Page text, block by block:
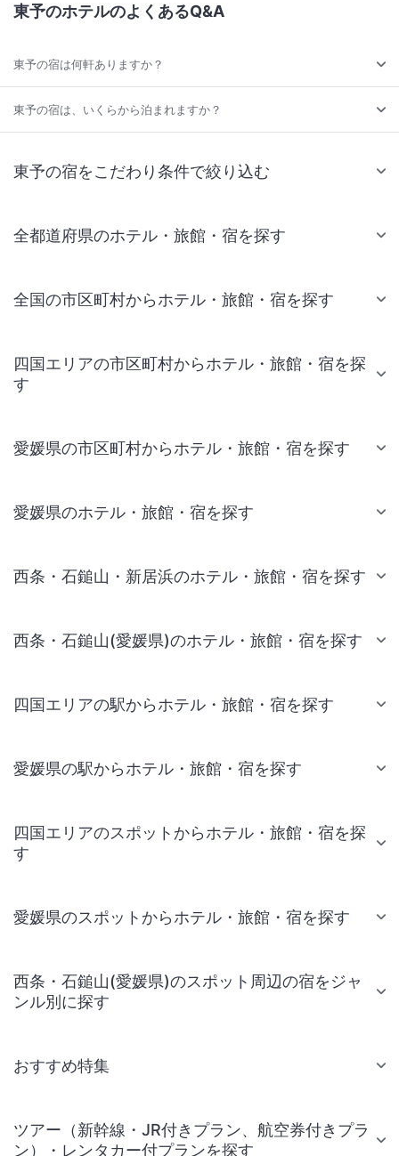
東予のホテルのよくあるQ&A
東予の宿は何軒ありますか？
東予の宿は、いくらから泊まれますか？
東予の宿をこだわり条件で絞り込む
全都道府県のホテル・旅館・宿を探す
全国の市区町村からホテル・旅館・宿を探す
四国エリアの市区町村からホテル・旅館・宿を探
す
愛媛県の市区町村からホテル・旅館・宿を探す
愛媛県のホテル・旅館・宿を探す
西条・石鎚山・新居浜のホテル・旅館・宿を探す
西条・石鎚山(愛媛県)のホテル・旅館・宿を探す
四国エリアの駅からホテル・旅館・宿を探す
愛媛県の駅からホテル・旅館・宿を探す
四国エリアのスポットからホテル・旅館・宿を探
す
愛媛県のスポットからホテル・旅館・宿を探す
西条・石鎚山(愛媛県)のスポット周辺の宿をジャ
ンル別に探す
おすすめ特集
ツアー（新幹線・JR付きプラン、航空券付きプラ
ン）・レンタカー付プランを探す